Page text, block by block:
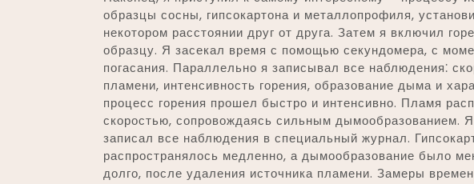
образцы сосны, гипсокартона и металлопрофиля,
некотором расстоянии друг от друга. Затем я включил
образцу. Я засекал время с помощью секундомера, с
погасания. Параллельно я записывал все наблюдения⁚
пламени, интенсивность горения, образование дыма и
процесс горения прошел быстро и интенсивно. Пламя
скоростью, сопровождаясь сильным дымообразованием.
записал все наблюдения в специальный журнал.
распространялось медленно, а дымообразование было
долго, после удаления источника пламени. Замеры